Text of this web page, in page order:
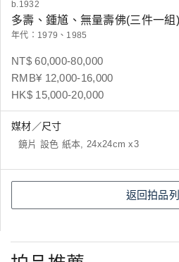
b.1932
多壽、鍾馗、無量壽佛(三件一組)
年代：1979、1985
NT$ 60,000-80,000
RMB¥ 12,000-16,000
HK$ 15,000-20,000
媒材／尺寸
鏡片 設色 紙本, 24x24cm x3
返回拍品